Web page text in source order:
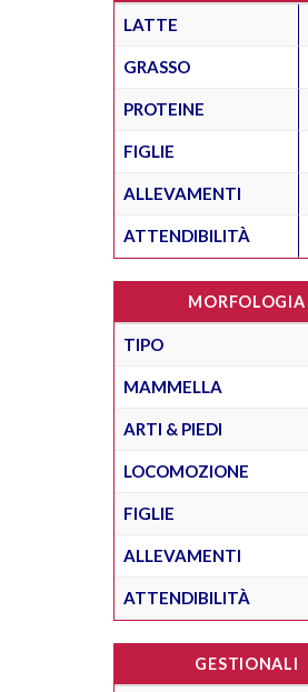
LATTE
GRASSO
PROTEINE
FIGLIE
ALLEVAMENTI
ATTENDIBILITÀ
MORFOLOGIA
TIPO
MAMMELLA
ARTI & PIEDI
LOCOMOZIONE
FIGLIE
ALLEVAMENTI
ATTENDIBILITÀ
GESTIONALI